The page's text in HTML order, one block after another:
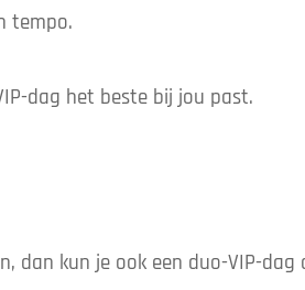
tempo.
dag het beste bij jou past.
kun je ook een duo-VIP-dag